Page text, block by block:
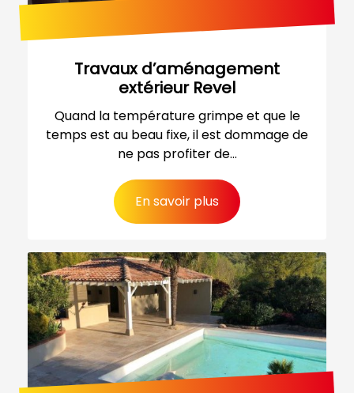
Travaux d’aménagement
extérieur Revel
Quand la température grimpe et que le
temps est au beau fixe, il est dommage de
ne pas profiter de...
En savoir plus